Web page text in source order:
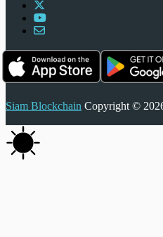
Siam Blockchain Copyright ©